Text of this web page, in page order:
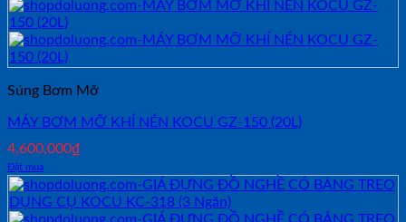
Súng Bơm Mỡ
MÁY BƠM MỠ KHÍ NÉN KOCU GZ-150 (20L)
4,600,000₫
Đặt mua